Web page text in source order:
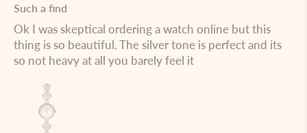
Such a find
Ok I was skeptical ordering a watch online but this
thing is so beautiful. The silver tone is perfect and its
so not heavy at all you barely feel it